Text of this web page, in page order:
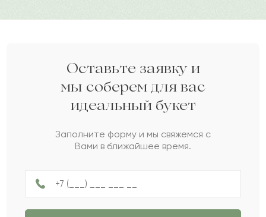
Дарите своим близким любовь вместе с Pro-buket.
К 2022-07-17
Касьян
2022-06-22
Ион
2022-05-26
Али
Раиса
В Велизар
Оставьте заявку и
мы соберем для вас
идеальный букет
Заполните форму и мы свяжемся с
Вами в ближайшее время.